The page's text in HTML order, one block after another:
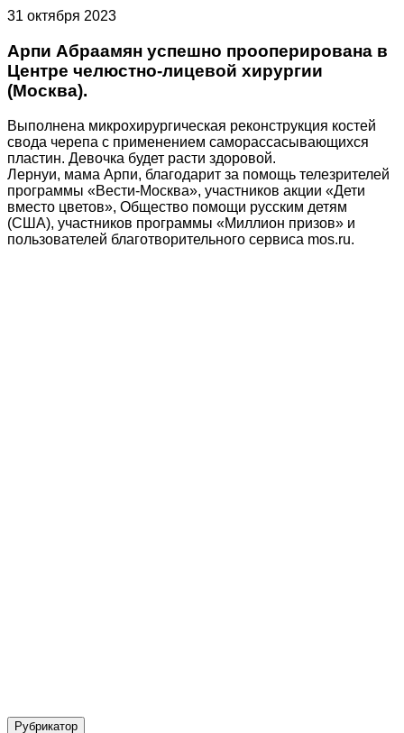
31 октября 2023
Арпи Абраамян успешно прооперирована в
Центре челюстно-лицевой хирургии
(Москва).
Выполнена микрохирургическая реконструкция костей
свода черепа с применением саморассасывающихся
пластин. Девочка будет расти здоровой.
Лернуи, мама Арпи, благодарит за помощь телезрителей
программы «Вести-Москва», участников акции «Дети
вместо цветов», Общество помощи русским детям
(США), участников программы «Миллион призов» и
пользователей благотворительного сервиса mos.ru.
Рубрикатор